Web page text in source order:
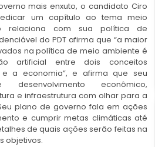
mais enxuto, o candidato Ciro
um capítulo ao tema meio
relaciona com sua política de
do PDT afirma que “a maior
na política de meio ambiente é
artificial entre dois conceitos
a economia”, e afirma que seu
econômico,
e infraestrutura com olhar para a
plano de governo fala em ações
e cumprir metas climáticas até
de quais ações serão feitas na
objetivos.